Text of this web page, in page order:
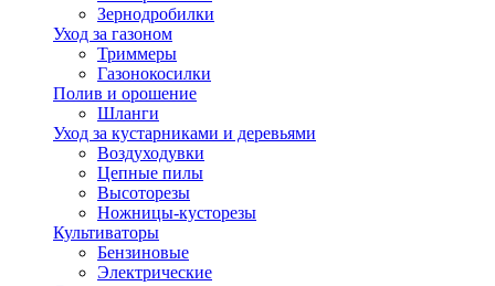
Зернодробилки
Уход за газоном
Триммеры
Газонокосилки
Полив и орошение
Шланги
Уход за кустарниками и деревьями
Воздуходувки
Цепные пилы
Высоторезы
Ножницы-кусторезы
Культиваторы
Бензиновые
Электрические